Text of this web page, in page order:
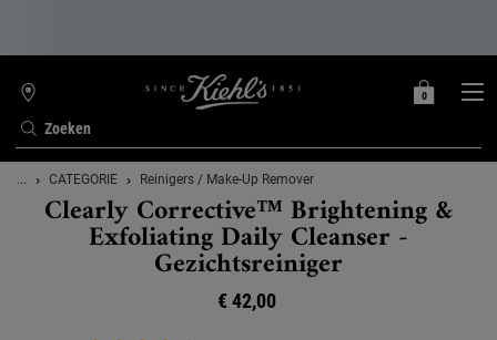
Zoeken
WINKELZOEKER
MIJN
0
0 PRODUCT
Hoofdinhoud
... CATEGORIE Reinigers / Make-Up Remover
Clearly Corrective™ Brightening &
Exfoliating Daily Cleanser -
Gezichtsreiniger
€ 42,00